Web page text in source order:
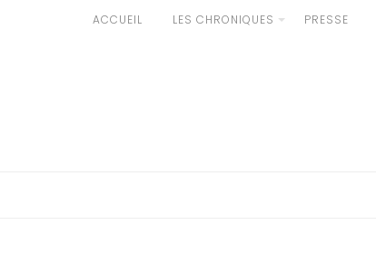
ACCUEIL LES CHRONIQUES PRESSE